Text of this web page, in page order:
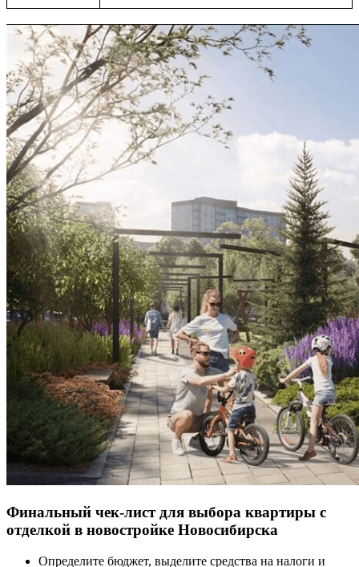
Финальный чек-лист для выбора квартиры с
отделкой в новостройке Новосибирска
Определите бюджет, выделите средства на налоги и